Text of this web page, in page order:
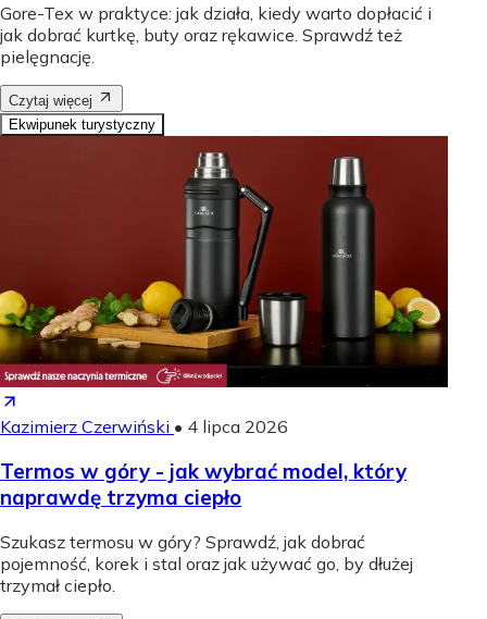
Gore-Tex w praktyce: jak działa, kiedy warto dopłacić i
jak dobrać kurtkę, buty oraz rękawice. Sprawdź też
pielęgnację.
Czytaj więcej
Ekwipunek turystyczny
Kazimierz Czerwiński • 4 lipca 2026
Termos w góry - jak wybrać model, który
naprawdę trzyma ciepło
Szukasz termosu w góry? Sprawdź, jak dobrać
pojemność, korek i stal oraz jak używać go, by dłużej
trzymał ciepło.